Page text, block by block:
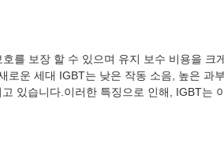
를 보장 할 수 있으며 유지 보수 비용을 크
로운 세대 IGBT는 낮은 작동 소음, 높은 과
있습니다.이러한 특징으로 인해, IGBT는